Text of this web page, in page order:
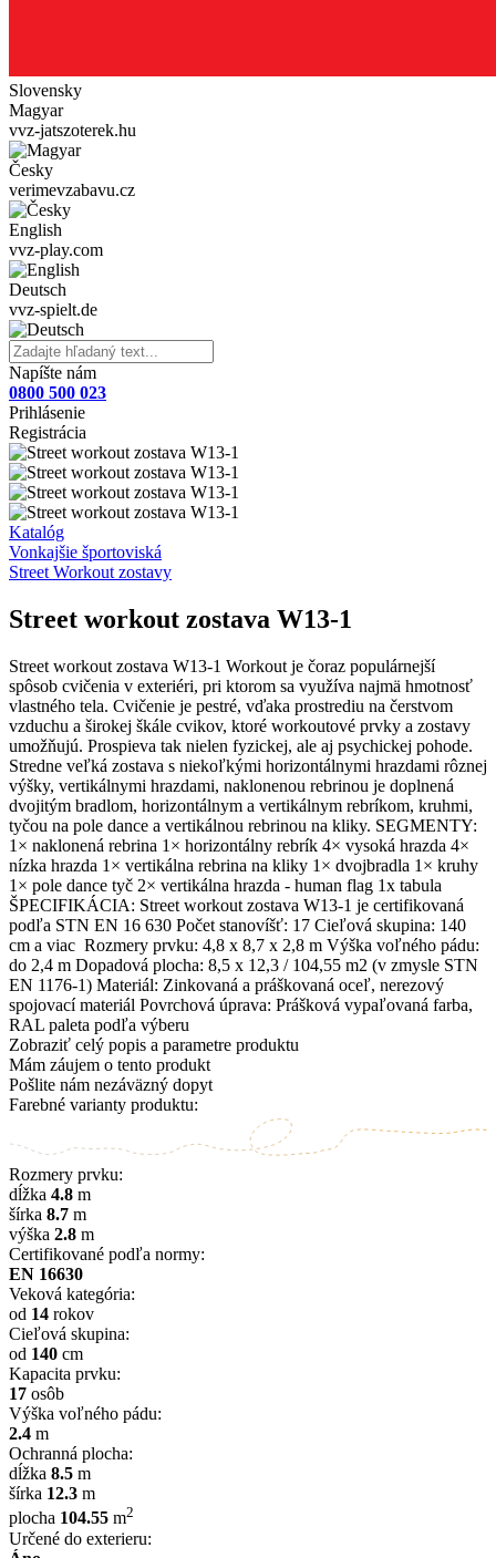
Slovensky
Magyar
vvz-jatszoterek.hu
Česky
verimevzabavu.cz
English
vvz-play.com
Deutsch
vvz-spielt.de
Napíšte nám
0800 500 023
Prihlásenie
Registrácia
Katalóg
Vonkajšie športoviská
Street Workout zostavy
Street workout zostava W13-1
Street workout zostava W13-1 Workout je čoraz populárnejší
spôsob cvičenia v exteriéri, pri ktorom sa využíva najmä hmotnosť
vlastného tela. Cvičenie je pestré, vďaka prostrediu na čerstvom
vzduchu a širokej škále cvikov, ktoré workoutové prvky a zostavy
umožňujú. Prospieva tak nielen fyzickej, ale aj psychickej pohode.
Stredne veľká zostava s niekoľkými horizontálnymi hrazdami rôznej
výšky, vertikálnymi hrazdami, naklonenou rebrinou je doplnená
dvojitým bradlom, horizontálnym a vertikálnym rebríkom, kruhmi,
tyčou na pole dance a vertikálnou rebrinou na kliky. SEGMENTY:
1× naklonená rebrina 1× horizontálny rebrík 4× vysoká hrazda 4×
nízka hrazda 1× vertikálna rebrina na kliky 1× dvojbradla 1× kruhy
1× pole dance tyč 2× vertikálna hrazda - human flag 1x tabula
ŠPECIFIKÁCIA: Street workout zostava W13-1 je certifikovaná
podľa STN EN 16 630 Počet stanovíšť: 17 Cieľová skupina: 140
cm a viac Rozmery prvku: 4,8 x 8,7 x 2,8 m Výška voľného pádu:
do 2,4 m Dopadová plocha: 8,5 x 12,3 / 104,55 m2 (v zmysle STN
EN 1176-1) Materiál: Zinkovaná a práškovaná oceľ, nerezový
spojovací materiál Povrchová úprava: Prášková vypaľovaná farba,
RAL paleta podľa výberu
Zobraziť celý popis a parametre produktu
Mám záujem o tento produkt
Pošlite nám nezáväzný dopyt
Farebné varianty produktu:
Rozmery prvku:
dĺžka 4.8 m
šírka 8.7 m
výška 2.8 m
Certifikované podľa normy:
EN 16630
Veková kategória:
od 14 rokov
Cieľová skupina:
od 140 cm
Kapacita prvku:
17 osôb
Výška voľného pádu:
2.4 m
Ochranná plocha:
dĺžka 8.5 m
šírka 12.3 m
plocha 104.55 m2
Určené do exterieru: